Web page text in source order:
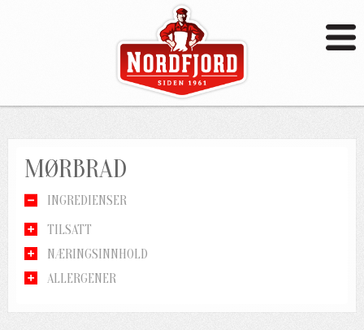
MØRBRAD
INGREDIENSER
TILSATT
NÆRINGSINNHOLD
ALLERGENER